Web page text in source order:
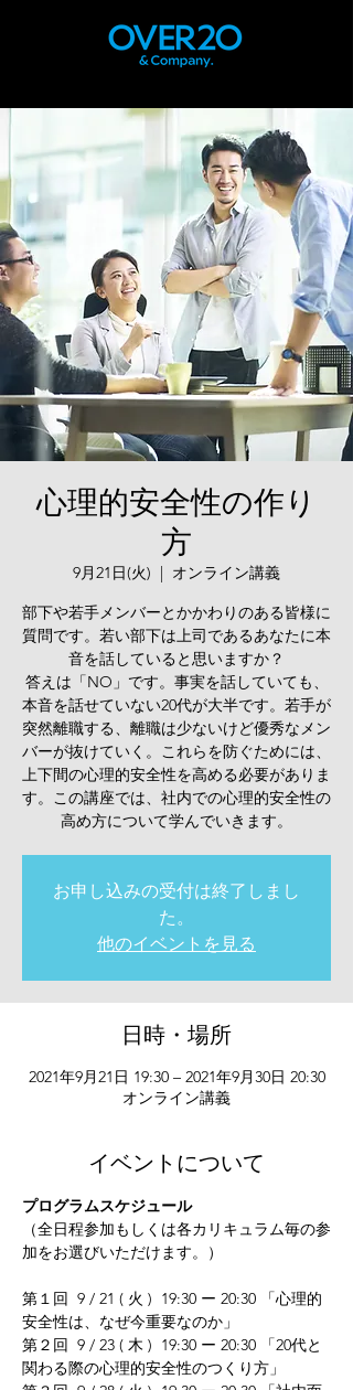
心理的安全性の作り
方
9月21日(火)
  |
オンライン講義
部下や若手メンバーとかかわりのある皆様に
質問です。若い部下は上司であるあなたに本
音を話していると思いますか？
答えは「NO」です。事実を話していても、
本音を話せていない20代が大半です。若手が
突然離職する、離職は少ないけど優秀なメン
バーが抜けていく。これらを防ぐためには、
上下間の心理的安全性を高める必要がありま
す。この講座では、社内での心理的安全性の
高め方について学んでいきます。
お申し込みの受付は終了しまし
た。
他のイベントを見る
日時・場所
2021年9月21日 19:30 – 2021年9月30日 20:30
オンライン講義
イベントについて
プログラムスケジュール
（全日程参加もしくは各カリキュラム毎の参
加をお選びいただけます。）
第１回  9 / 21 ( 火 )  19:30 ー 20:30 「心理的
安全性は、なぜ今重要なのか」
第２回  9 / 23 ( 木 )  19:30 ー 20:30 「20代と
関わる際の心理的安全性のつくり方」